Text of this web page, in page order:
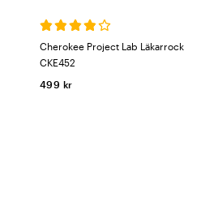
Cherokee Project Lab Läkarrock
CKE452
499 kr